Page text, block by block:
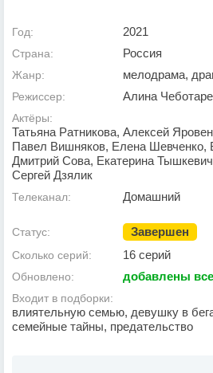
Год: 2021
Страна: Россия
Жанр: мелодрама,
Режиссер: Алина
Актёры:
Татьяна Ратникова, Алексей
Павел Вишняков, Елена Шевченко,
Дмитрий Сова, Екатерина
Сергей Дзялик
Телеканал: Домашний
Статус: Завершен
Сколько серий: 16 серий
Обновлено: добавлены
Входит в подборки:
влиятельную семью, девушку в
семейные тайны, предательство